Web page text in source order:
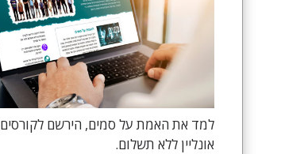
למד את האמת על סמים, הירשם לקורסים
אונליין ללא תשלום.